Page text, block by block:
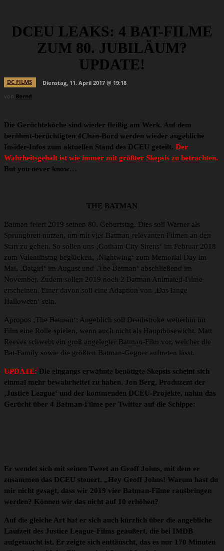
DCEU LEAKS: 4 BAT-FILME
ZUM 80. JUBILÄUM?
UPDATE!
DC FILMS
Dienstag, 11. April 2017 @ 19:18
von Bernd
Die Gerüchteköche sind wieder fleißig am Werk. Auf dem
berühmt-berüchtigten 4Chan-Bord werden wieder angebliche
Insider-Infos zum aktuellen Stand des DCEU geteilt. Der
Wahrheitsgehalt ist wie immer mit größter Skepsis zu betrachten.
But you never know…
THE BATMAN
Batman feiert 2019 seinen 80. Geburtstag. Dies soll Warner als
Sprungbrett nutzen, um mit vier Batman-relevanten Filmen an den
Start zu gehen. So sollen uns ‚Gotham City Sirens‘ im Februar 2018
zum Valentinstag beglücken, ‚Nightwing‘ zum Memorial Day im
Mai, ‚Batgirl‘ im August und ‚The Batman‘ abschließend im
November. Zudem sollen 2019 noch 2 Batman Animated-Filme
erscheinen. Einer davon soll eine Adaption von ‚Das lange
Halloween‘ sein.
Apropos ‚The Batman‘: Angeblich soll Deathstroke weiterhin im
Film eine Rolle spielen, wenn auch nicht als Hauptbösewicht. Matt
Reeves schwebt ein groß angelegter Batman-Film vor, welcher die
Bat-Family sowie die größten Batman-Gegner auftreten lässt.
UPDATE: Die eingangs erwähnte benötigte Skepsis scheint sich
einmal mehr bewahrheitet zu haben. Jon Berg, Produzent der
‚Justice League‘ und der kommenden DCEU-Projekte, nahm das
Gerücht über 4 Batman-Filme per Twitter auf die Schippe:
Er wendet sich mit seinen Tweet an Geoff Johns, mit dem er
zusammen das DCEU steuert. „Hey Geoff Johns! Warum hast du
mir nicht gesagt, dass wir 2019 vier Batman-Filme rausbringen
werden? Können wir das nicht auf 10 erhöhen?
Auf die gleiche Art hat er sich auch kürzlich über die angebliche
Laufzeit des Justice League-Films geäußert, die bei IMDB
aufgetaucht ist. Er zeigte sich enttäuscht, das es nur 170 Minuten